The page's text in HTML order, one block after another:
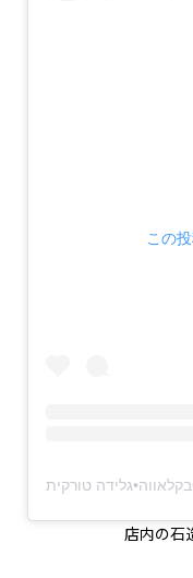
この
店内の石